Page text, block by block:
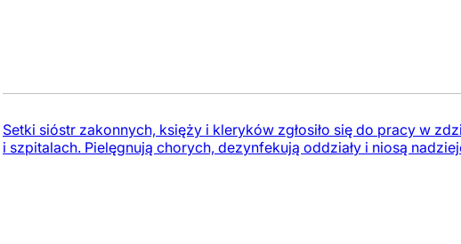
Setki sióstr zakonnych, księży i kleryków zgłosiło się do pracy w
i szpitalach. Pielęgnują chorych, dezynfekują oddziały i niosą